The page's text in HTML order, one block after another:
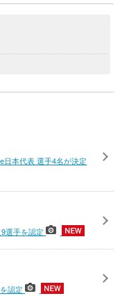
日本代表 選手4名が決定
9選手を認定
を認定